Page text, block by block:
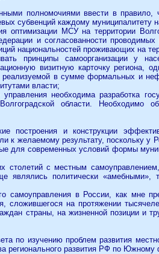
полномочиями ввести в
субвенций каждому муниципалитету
оптимизации МСУ на территории
и согласованности
национальностей проживающих на
принципы самоорганизации у
визитную карточку
в сумме формальных и
власти;
необходима разработка
области. Необходимо
построения и конструкции
к желаемому результату, поскольку
для современных условий формы
столетий с местным
являлись политически «амебными»,
самоуправления в России, как мне
сложившегося на протяжении
страны, на жизненной позиции и
по изучению проблем развития
регионального развития РФ по Южному